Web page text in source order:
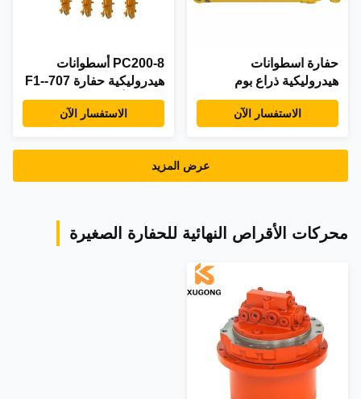
حفارة اسطوانات
هيدروليكية ذراع بوم
اسطوانات دلو لحفارات
الاستفسار الآن
PC200-8 أسطوانات
هيدروليكية حفارة 707-F1-
01591 أسطوانات دلو
كوماتسوالاستفسار الآن
عرض المزيد
محركات الأقراص النهائية للحفارة الصغيرة